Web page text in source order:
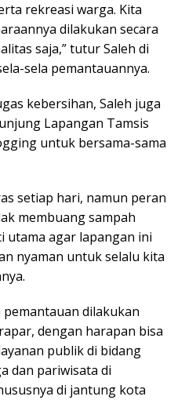
rekreasi warga. Kita
dilakukan secara
saja,” tutur Saleh di
sela pemantauannya.
kebersihan, Saleh juga
Lapangan Tamsis
untuk bersama-sama
setiap hari, namun peran
membuang sampah
utama agar lapangan ini
nyaman untuk selalu kita
dilakukan
dengan harapan bisa
publik di bidang
dan pariwisata di
di jantung kota